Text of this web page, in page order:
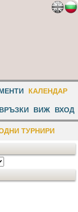
КАЛЕНДАР
ВРЪЗКИ ВИЖ ВХОД
ТУРНИРИ